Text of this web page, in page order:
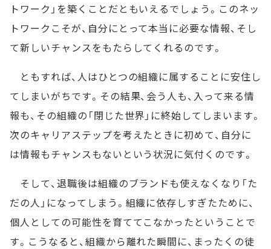
トワーク」を築くことだともいえるでしょう。このネッ
トワークこそが、自分にとって本当に必要な情報、そし
て新しいチャンスをもたらしてくれるのです。
ともすれば、人はひとつの組織に属することに安住し
てしまいがちです。その結果、会う人も、入って来る情
報も、その組織の「閉じた世界」に終始してしまいます。
次のキャリアステップを考えたときに初めて、自分に
は情報もチャンスもないという状況に気付くのです。
そして、退職後は組織のブランドも使えなくなり「た
だの人」になってしまう。組織に依存しすぎたために、
個人としての可能性を育ててこなかったということで
す。こうなると、組織から離れた瞬間に、まったくの徒